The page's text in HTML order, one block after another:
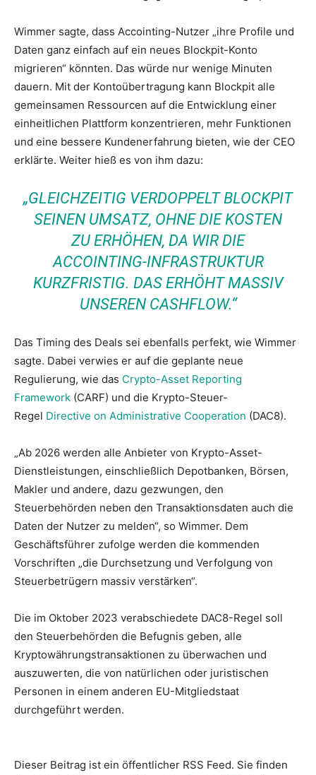
Wimmer sagte, dass Accointing-Nutzer „ihre Profile und
Daten ganz einfach auf ein neues Blockpit-Konto
migrieren“ könnten. Das würde nur wenige Minuten
dauern. Mit der Kontoübertragung kann Blockpit alle
gemeinsamen Ressourcen auf die Entwicklung einer
einheitlichen Plattform konzentrieren, mehr Funktionen
und eine bessere Kundenerfahrung bieten, wie der CEO
erklärte. Weiter hieß es von ihm dazu:
„GLEICHZEITIG VERDOPPELT BLOCKPIT
SEINEN UMSATZ, OHNE DIE KOSTEN
ZU ERHÖHEN, DA WIR DIE
ACCOINTING-INFRASTRUKTUR
KURZFRISTIG. DAS ERHÖHT MASSIV
UNSEREN CASHFLOW.“
Das Timing des Deals sei ebenfalls perfekt, wie Wimmer
sagte. Dabei verwies er auf die geplante neue
Regulierung, wie das Crypto-Asset Reporting
Framework (CARF) und die Krypto-Steuer-
Regel Directive on Administrative Cooperation (DAC8).
„Ab 2026 werden alle Anbieter von Krypto-Asset-
Dienstleistungen, einschließlich Depotbanken, Börsen,
Makler und andere, dazu gezwungen, den
Steuerbehörden neben den Transaktionsdaten auch die
Daten der Nutzer zu melden“, so Wimmer. Dem
Geschäftsführer zufolge werden die kommenden
Vorschriften „die Durchsetzung und Verfolgung von
Steuerbetrügern massiv verstärken“.
Die im Oktober 2023 verabschiedete DAC8-Regel soll
den Steuerbehörden die Befugnis geben, alle
Kryptowährungstransaktionen zu überwachen und
auszuwerten, die von natürlichen oder juristischen
Personen in einem anderen EU-Mitgliedstaat
durchgeführt werden.
Dieser Beitrag ist ein öffentlicher RSS Feed. Sie finden